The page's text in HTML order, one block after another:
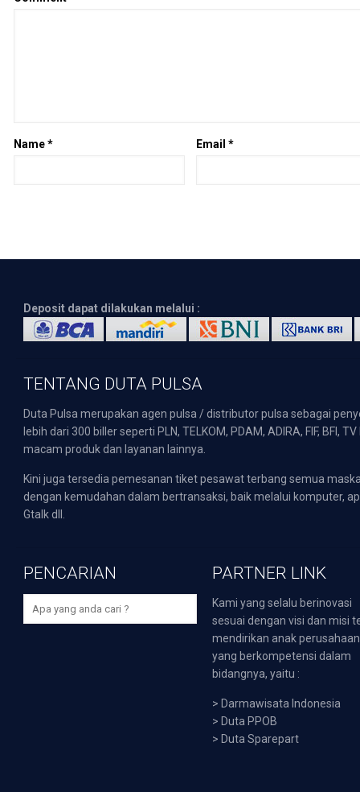
Name* Email *
Deposit dapat dilakukan melalui :
TENTANG DUTA PULSA
Duta Pulsa merupakan agen pulsa / distributor pulsa sebagai
lebih dari 300 biller seperti PLN, TELKOM, PDAM, ADIRA, FIF,
macam produk dan layanan lainnya.
Kini juga tersedia pemesanan tiket pesawat terbang semua
dengan kemudahan dalam bertransaksi, baik melalui komputer,
Gtalk dll.
PENCARIAN PARTNER LINK
Kami yang selalu berinovasi
sesuai dengan visi dan misi
mendirikan anak perusahaan
yang berkompetensi dalam
bidangnya, yaitu :
> Darmawisata Indonesia
> Duta PPOB
> Duta Sparepart